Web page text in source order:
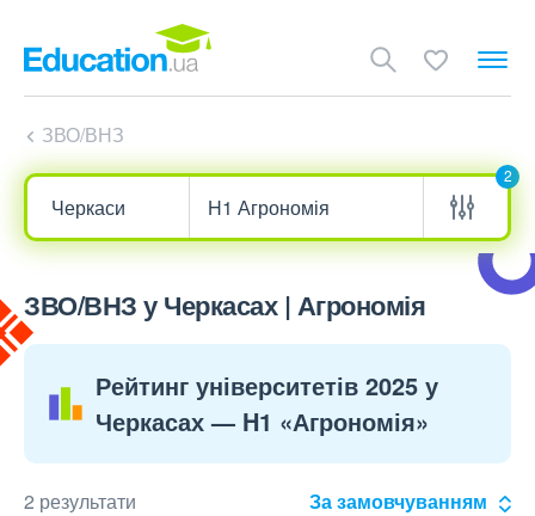
ЗВО/ВНЗ
2
ЗВО/ВНЗ у Черкасах | Агрономія
Рейтинг університетів 2025 у
Черкасах — H1 «Агрономія»
2 результати За замовчуванням